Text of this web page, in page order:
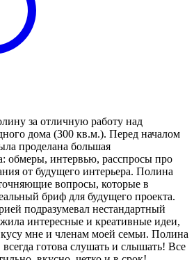
за отличную работу над
дома (300 кв.м.). Перед началом
проделана большая
обмеры, интервью, расспросы про
от будущего интерьера. Полина
вопросы, которые в
бриф для будущего проекта.
подразумевал нестандартный
интересные и креативные идеи,
мне и членам моей семьи. Полина
готова слушать и слышать! Все